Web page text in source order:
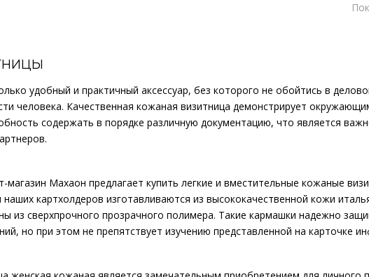
..
1995р.
удобный и практичный аксессуар, без которого не обойтись в
человека. Качественная кожаная визитница демонстрирует
содержать в порядке различную документацию, что является
магазин Махаон предлагает купить легкие и вместительные кожаные
картхолдеров изготавливаются из высококачественной кожи
из сверхпрочного прозрачного полимера. Такие кармашки надежно
но при этом не препятствует изучению представленной на карточке